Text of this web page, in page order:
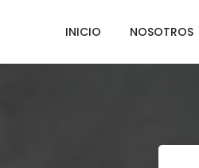
INICIO NOSOTROS